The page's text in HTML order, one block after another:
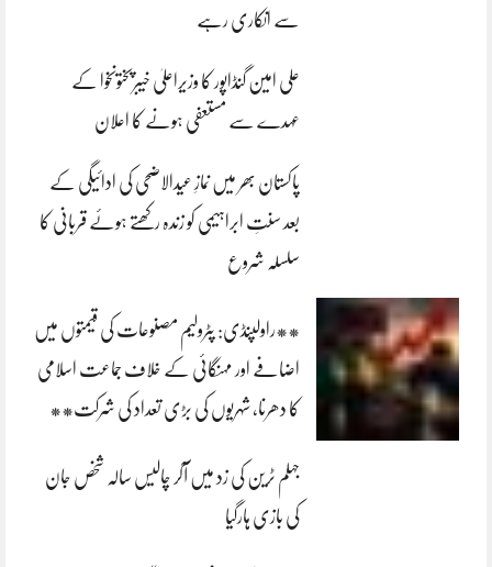
سے انکاری رہے
علی امین گنڈاپور کا وزیراعلیٰ خیبرپختونخوا کے
عہدے سے مستعفی ہونے کا اعلان
پاکستان بھر میں نمازِ عیدالاضحی کی ادائیگی کے
بعد سنتِ ابراہیمی کو زندہ رکھتے ہوئے قربانی کا
سلسلہ شروع
**راولپنڈی: پٹرولیم مصنوعات کی قیمتوں میں
اضافے اور مہنگائی کے خلاف جماعت اسلامی
کا دھرنا، شہریوں کی بڑی تعداد کی شرکت**
جہلم ٹرین کی زد میں آکر چالیس سالہ شخص جان
کی بازی ہارگیا